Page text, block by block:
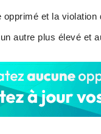
et la
autre plus élevé et